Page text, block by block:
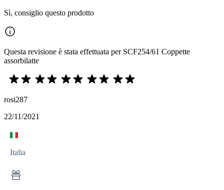
Sì, consiglio questo prodotto
Questa revisione è stata effettuata per SCF254/61 Coppette
assorbilatte
rosi287
22/11/2021
Italia